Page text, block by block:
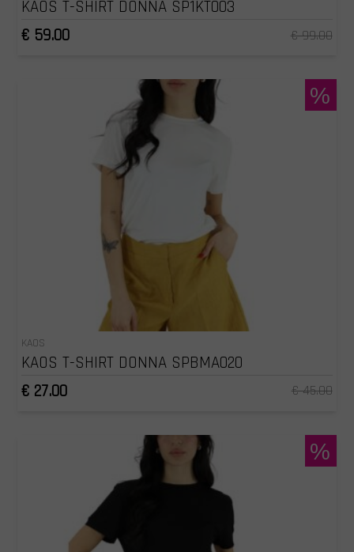
KAOS T-SHIRT DONNA SP1KT003
€ 59.00
€ 99.00
KAOS
KAOS T-SHIRT DONNA SPBMA020
€ 27.00
€ 45.00
%
%